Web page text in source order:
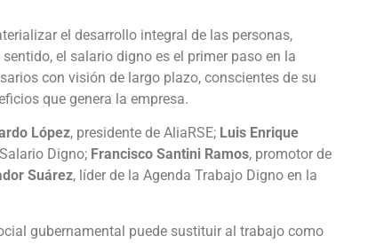
el desarrollo integral de las personas,
el salario digno es el primer paso en la
con visión de largo plazo, conscientes de su
que genera la empresa.
López, presidente de AliaRSE; Luis Enrique
Digno; Francisco Santini Ramos, promotor de
Suárez, líder de la Agenda Trabajo Digno en la
gubernamental puede sustituir al trabajo como